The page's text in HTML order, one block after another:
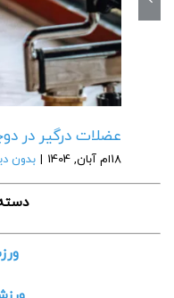
عضلات درگیر در
18ام آبان, 1404 | بدون